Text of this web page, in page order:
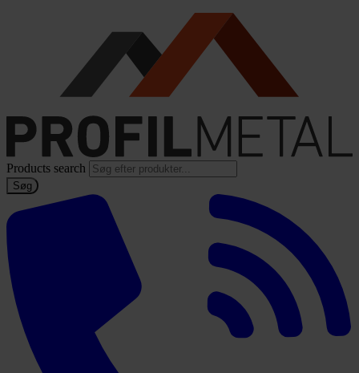
Products search
Søg